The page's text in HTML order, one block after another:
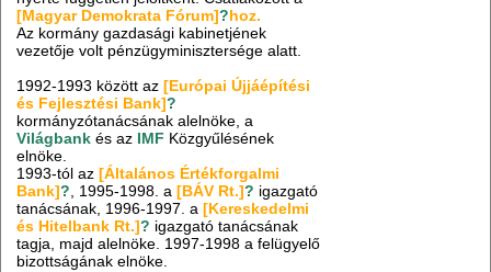
[Magyar Demokrata Fórum]?hoz.
Az kormány gazdasági kabinetjének
vezetője volt pénzügyminisztersége alatt.
1992-1993 között az[Európai Újjáépítési
és Fejlesztési Bank]?
kormányzótanácsának alelnöke, a
Világbank és az IMF Közgyűlésének
elnöke.
1993-tól az[Általános Értékforgalmi
Bank]? , 1995-1998. a[BÁV Rt.]? igazgató
tanácsának, 1996-1997. a[Kereskedelmi
és Hitelbank Rt.]? igazgató tanácsának
tagja, majd alelnöke. 1997-1998 a felügyelő
bizottságának elnöke.